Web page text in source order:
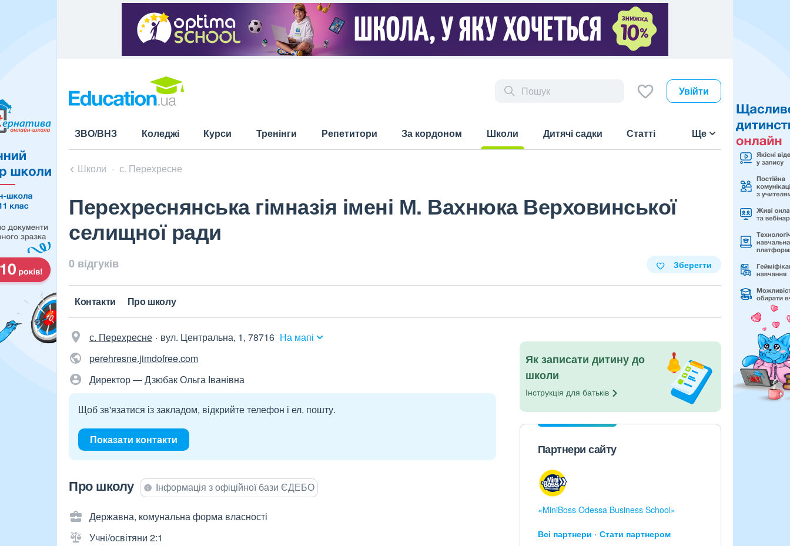
Увійти
ЗВО/ВНЗ Коледжі Курси Тренінги Репетитори За кордоном
Школи
Дитячі садки Статті Ще
Школи с. Перехресне
Перехреснянська гімназія імені М. Вахнюка Верховинської
селищної ради
0 відгуків Зберегти
Контакти Про школу
с. Перехресне вул. Центральна, 1, 78716 На мапі
perehresne.jimdofree.com
Директор — Дзюбак Ольга Іванівна
Щоб зв'язатися із закладом, відкрийте телефон і ел. пошту.
Показати контакти
Про школу Інформація з офіційної бази ЄДЕБО
Державна, комунальна форма власності
Учні/освітяни 2:1
Як записати дитину до
школи
Інструкція для батьків
Партнери сайту
«MiniBoss Odessa Business School»
Всі партнери Стати партнером